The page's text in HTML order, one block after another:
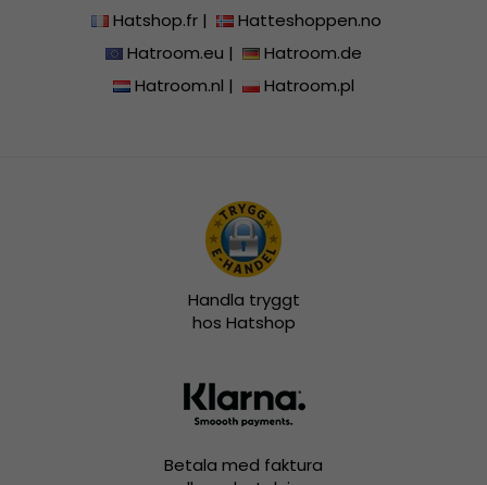
Hatshop.fr|
Hatteshoppen.no
Hatroom.eu |
Hatroom.de
Hatroom.nl | Hatroom.pl
Handla tryggt
hos Hatshop
Betala med faktura